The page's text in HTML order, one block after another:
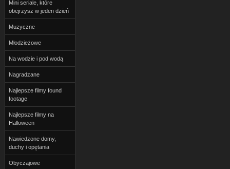
Mini seriale, które
obejrzysz w jeden dzień
Muzyczne
Młodzieżowe
Na wodzie i pod wodą
Nagradzane
Najlepsze filmy found
footage
Najlepsze filmy na
Halloween
Nawiedzone domy,
duchy i opętania
Obyczajowe